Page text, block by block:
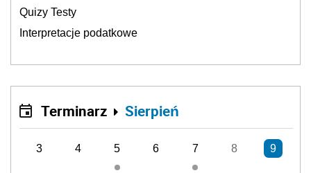
Quizy Testy
Interpretacje podatkowe
Terminarz Sierpień
3 4 5 6 7 8 9